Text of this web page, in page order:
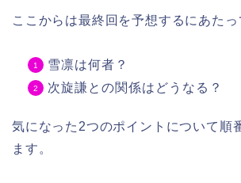
ここからは最終回を予想するにあたっ
雪凛は何者？
次旋謙との関係はどうなる？
気になった2つのポイントについて順
ます。